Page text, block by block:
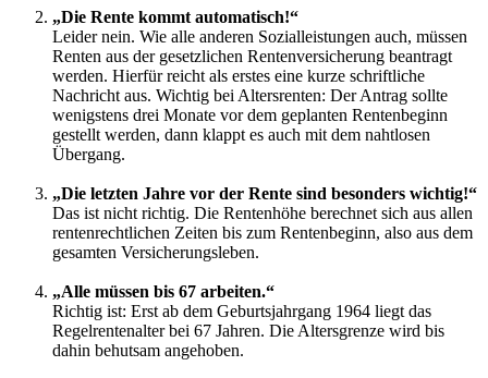
„Die Rente kommt automatisch!“
Leider nein. Wie alle anderen Sozialleistungen auch, müssen
Renten aus der gesetzlichen Rentenversicherung beantragt
werden. Hierfür reicht als erstes eine kurze schriftliche
Nachricht aus. Wichtig bei Altersrenten: Der Antrag sollte
wenigstens drei Monate vor dem geplanten Rentenbeginn
gestellt werden, dann klappt es auch mit dem nahtlosen
Übergang.
„Die letzten Jahre vor der Rente sind besonders wichtig!“
Das ist nicht richtig. Die Rentenhöhe berechnet sich aus allen
rentenrechtlichen Zeiten bis zum Rentenbeginn, also aus dem
gesamten Versicherungsleben.
„Alle müssen bis 67 arbeiten.“
Richtig ist: Erst ab dem Geburtsjahrgang 1964 liegt das
Regelrentenalter bei 67 Jahren. Die Altersgrenze wird bis
dahin behutsam angehoben.